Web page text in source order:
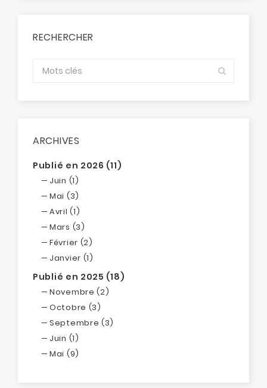
RECHERCHER
ARCHIVES
Publié en 2026 (11)
Juin (1)
Mai (3)
Avril (1)
Mars (3)
Février (2)
Janvier (1)
Publié en 2025 (18)
Novembre (2)
Octobre (3)
Septembre (3)
Juin (1)
Mai (9)